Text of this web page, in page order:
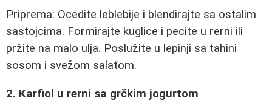
Priprema: Ocedite leblebije i blendirajte sa ostalim
sastojcima. Formirajte kuglice i pecite u rerni ili
pržite na malo ulja. Poslužite u lepinji sa tahini
sosom i svežom salatom.
2. Karfiol u rerni sa grčkim jogurtom